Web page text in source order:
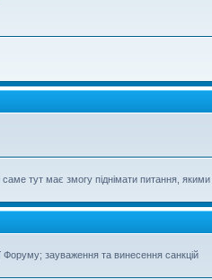
тут має змогу піднімати питання, якими
Форуму; зауваження та винесення санкцій